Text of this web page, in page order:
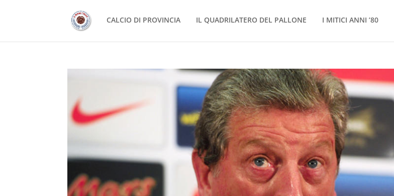
CALCIO DI PROVINCIA IL QUADRILATERO DEL PALLONE I MITICI ANNI ’80